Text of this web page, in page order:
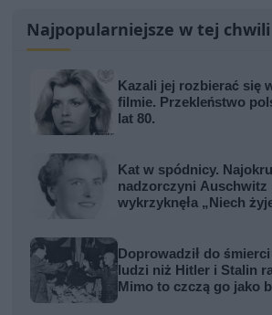
Najpopularniejsze w tej chwili
Kazali jej rozbierać się
filmie. Przekleństwo
lat 80.
Kat w spódnicy.
nadzorczyni Auschwitz
wykrzyknęła „Niech
Doprowadził do
ludzi niż Hitler i Stalin
Mimo to czczą go jako